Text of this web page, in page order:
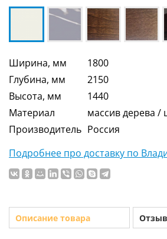
Ширина, мм
1800
Глубина, мм
2150
Высота, мм
1440
Материал
массив дерева
Производитель Россия
Подробнее про доставку по
Описание товара